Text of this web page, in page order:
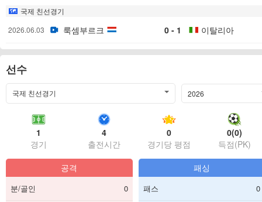
국제 친선경기
2026.06.03
룩셈부르크 0 - 1 이탈리아
선수
국제 친선경기 2026
1
경기
4
출전시간
0
경기당 평점
0(0)
득점(PK)
공격
분/골인 0
패싱
패스 0